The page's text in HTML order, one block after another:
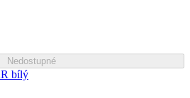
Nedostupné